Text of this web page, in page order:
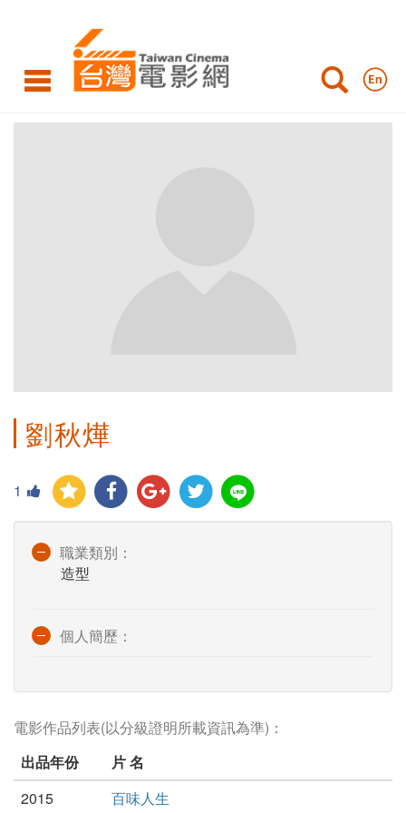
劉秋燁
1
職業類別：
造型
個人簡歷：
電影作品列表(以分級證明所載資訊為準)：
出品年份
片 名
2015
百味人生